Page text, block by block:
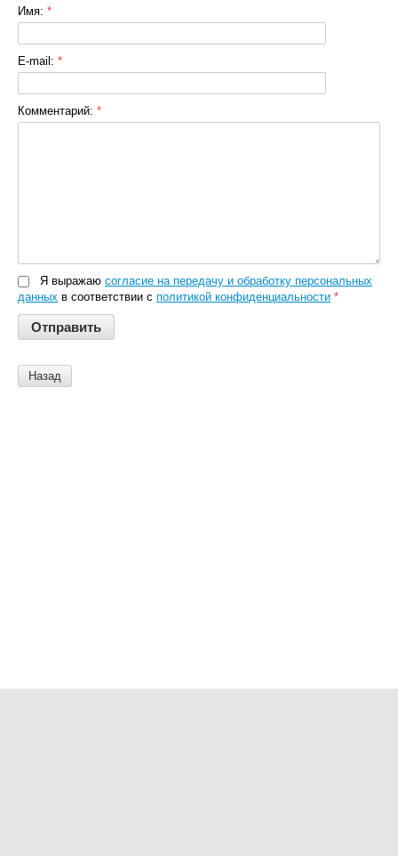
Имя: *
E-mail: *
Комментарий: *
Я выражаю согласие на передачу и обработку персональных
данных в соответствии с политикой конфиденциальности *
Назад